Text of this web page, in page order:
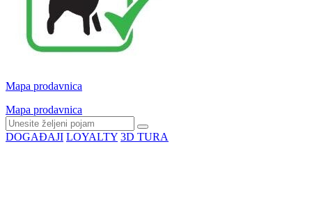
Mapa prodavnica
Mapa prodavnica
DOGAĐAJI LOYALTY 3D TURA